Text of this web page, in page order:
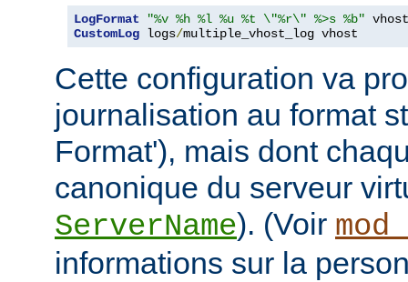
LogFormat
"%v %h %l %u %t \"%r\" %>s %b"
CustomLog logs/multiple_vhost_log vhost
Cette configuration va
journalisation au format
Format'), mais dont
canonique du serveur
ServerName). (Voir
informations sur la